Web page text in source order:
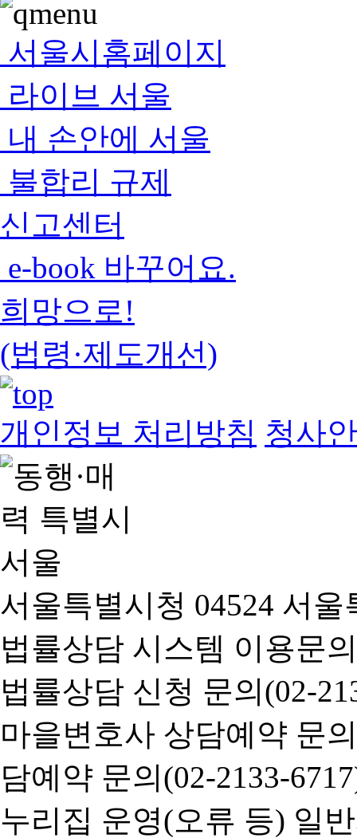
서울시홈페이지
라이브 서울
내 손안에 서울
불합리 규제
신고센터
e-book 바꾸어요.
희망으로!
(법령·제도개선)
개인정보 처리방침 청사
서울특별시청 04524 서
법률상담 시스템 이용문
법률상담 신청 문의(02-
마을변호사 상담예약 문
담예약 문의(02-2133-
누리집 운영(오류 등) 일